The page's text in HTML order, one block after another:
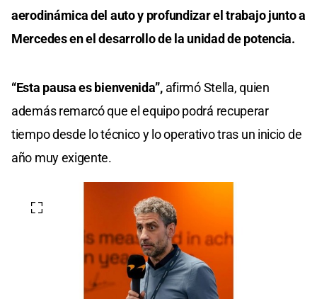
aerodinámica del auto y profundizar el trabajo junto a
Mercedes en el desarrollo de la unidad de potencia.
“Esta pausa es bienvenida”,afirmó Stella, quien
además remarcó que el equipo podrá recuperar
tiempo desde lo técnico y lo operativo tras un inicio de
año muy exigente.